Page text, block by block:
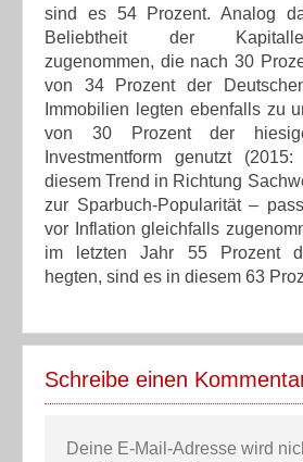
sind es 54 Prozent. Analog
Beliebtheit der
zugenommen, die nach 30
von 34 Prozent der
Immobilien legten ebenfalls zu
von 30 Prozent der
Investmentform genutzt
diesem Trend in Richtung
zur Sparbuch-Popularität –
vor Inflation gleichfalls
im letzten Jahr 55 Prozent
hegten, sind es in diesem 63
Schreibe einen
Deine E-Mail-Adresse wird